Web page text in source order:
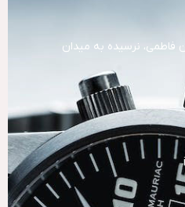
فاطمی، نرسیده به میدان